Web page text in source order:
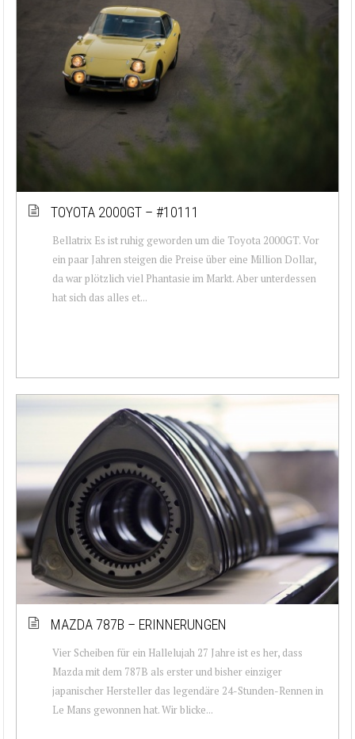
TOYOTA 2000GT – #10111
Bellatrix Es ist ruhig geworden um die Toyota 2000GT. Vor
ein paar Jahren steigen die Preise über eine Million Dollar,
da war plötzlich viel Phantasie im Markt. Aber unterdessen
hat sich das alles et...
MAZDA 787B – ERINNERUNGEN
Vier Scheiben für ein Hallelujah 27 Jahre ist es her, dass
Mazda mit dem 787B als erster und bisher einziger
japanischer Hersteller das legendäre 24-Stunden-Rennen in
Le Mans gewonnen hat. Wir blicke...